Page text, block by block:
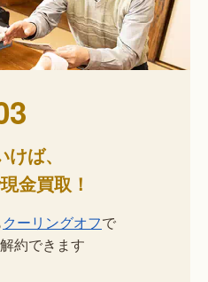
ば、
金買取！
クーリングオフで
約できます